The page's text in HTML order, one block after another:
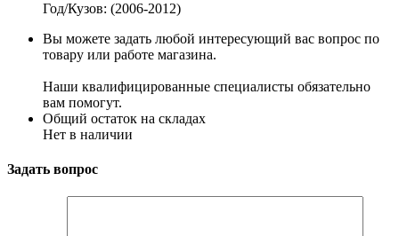
Год/Кузов: (2006-2012)
Вы можете задать любой интересующий вас вопрос по
товару или работе магазина.
Наши квалифицированные специалисты обязательно
вам помогут.
Общий остаток на складах
Нет в наличии
Задать вопрос